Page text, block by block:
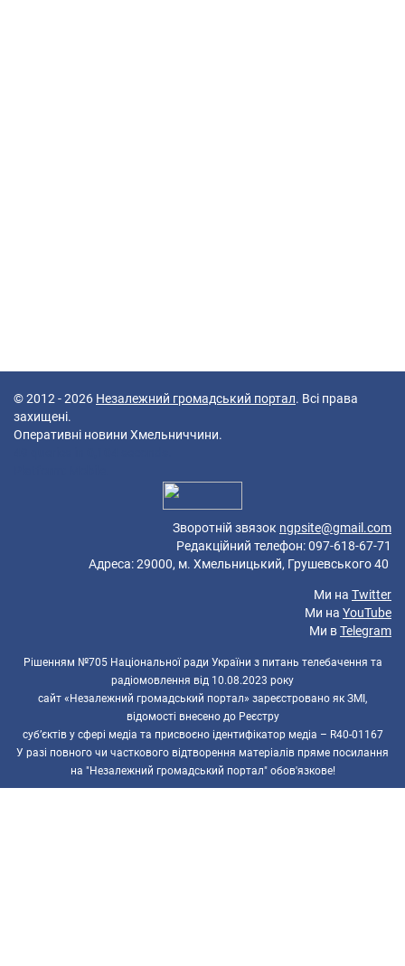
© 2012 - 2026 Незалежний громадський портал. Всі права
захищені.
Оперативні новини Хмельниччини.
Зворотній звязок ngpsite@gmail.com
Редакційний телефон: 097-618-67-71
Адреса: 29000, м. Хмельницький, Грушевського 40
Ми на Twitter
Ми на YouTube
Ми вTelegram
Рішенням №705 Національної ради України з питань телебачення та
радіомовлення від 10.08.2023 року
сайт «Незалежний громадський портал» зареєстровано як ЗМІ,
відомості внесено до Реєстру
суб’єктів у сфері медіа та присвоєно ідентифікатор медіа – R40-01167
У разі повного чи часткового відтворення матеріалів пряме посилання
на "Незалежний громадський портал" обов'язкове!